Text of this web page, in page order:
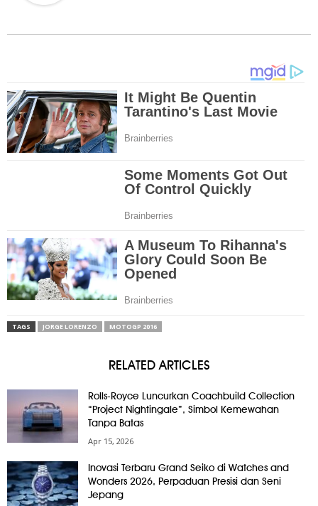
TAGS JORGE LORENZO MOTOGP 2016
RELATED ARTICLES
Rolls-Royce Luncurkan Coachbuild Collection
“Project Nightingale”, Simbol Kemewahan
Tanpa Batas
Apr 15, 2026
Inovasi Terbaru Grand Seiko di Watches and
Wonders 2026, Perpaduan Presisi dan Seni
Jepang